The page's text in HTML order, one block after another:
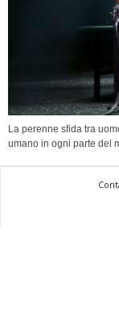
La perenne sfida tra
umano in ogni parte del